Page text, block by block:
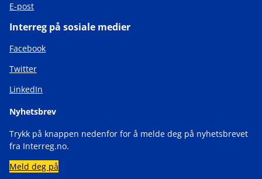
E-post
Interreg på sosiale medier
Facebook
Twitter
LinkedIn
Nyhetsbrev
Trykk på knappen nedenfor for å melde deg på nyhetsbrevet
fra Interreg.no.
Meld deg på